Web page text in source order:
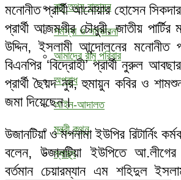
রামু তথ্য বাতায়ন
সমস্যা ও সম্ভাবনা
আমাদের রামু পরিবার
অপরাধ
আইন-আদালত
মন্ত্রী কথন
স্বাস্থ্য
মনোনীত প্রার্থী আনোয়ার হোসেন
প্রার্থী আজমগীর চৌধুরী, জাতীয় পার্টির
উদ্দিন, ইসলামী আন্দোলনের মনোনীত
বিএনপির ‘বিদ্রোহী’ প্রার্থী নুরুল
প্রার্থী ছৈয়দ নুর, হুমায়ুন কবির ও
জমা দিয়েছেন।
উজানটিয়া ও মগনামা ইউপির রিটার্নিং
বলেন, উজানটিয়া ইউপিতে আ.লীগের
বর্তমান চেয়ারম্যান এম শহিদুল